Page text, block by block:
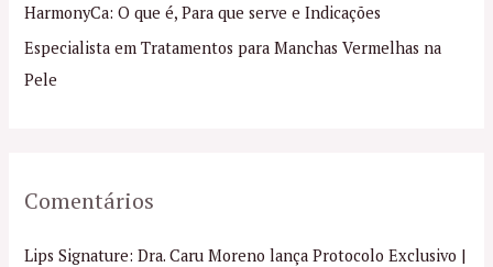
p
o
r
HarmonyCa: O que é, Para que serve e Indicações
Especialista em Tratamentos para Manchas Vermelhas na
Pele
Comentários
Lips Signature: Dra. Caru Moreno lança Protocolo Exclusivo |